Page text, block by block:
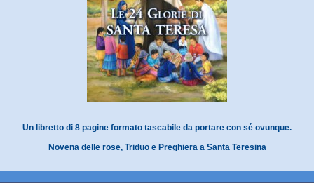
Un libretto di 8 pagine formato tascabile da portare con sé ovunque.
Novena delle rose, Triduo e Preghiera a Santa Teresina